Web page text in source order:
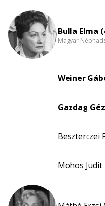
Bulla Elma
Magyar
Weiner
Gazdag
Beszterczei
Mohos Judit